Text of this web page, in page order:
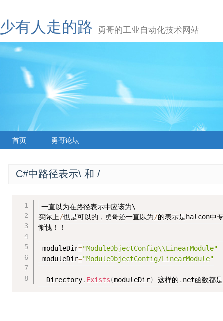
少有人走的路 勇哥的工业自动化技术网站
首页 勇哥论坛
C#中路径表示\ 和 /
一直以为在路径表示中应该为\
实际上/也是可以的，勇哥还一直以为/的表示是halcon中
惭愧！！
moduleDir="ModuleObjectConfig\\LinearModule"
moduleDir="ModuleObjectConfig/LinearModule"
  Directory
. Exists (moduleDir) 这样的 . net函数都